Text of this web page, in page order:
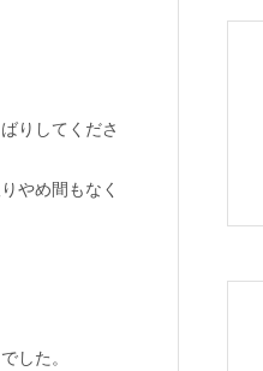
りしてくださ
やめ間もなく
した。